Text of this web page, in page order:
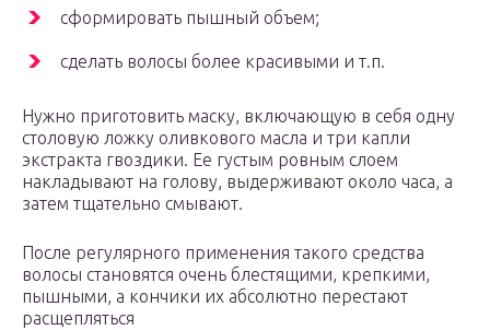
сформировать пышный объем;
сделать волосы более красивыми и т.п.
Нужно приготовить маску, включающую в себя одну
столовую ложку оливкового масла и три капли
экстракта гвоздики. Ее густым ровным слоем
накладывают на голову, выдерживают около часа, а
затем тщательно смывают.
После регулярного применения такого средства
волосы становятся очень блестящими, крепкими,
пышными, а кончики их абсолютно перестают
расщепляться